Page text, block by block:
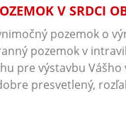
V SRDCI
pozemok o
pozemok v
pre výstavbu
presvetlený,